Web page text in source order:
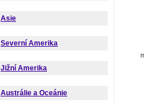
Asie
Severní Amerika
Jižní Amerika
Austrálie a Oceánie